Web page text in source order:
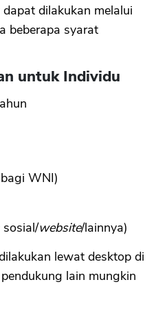
dilakukan melalui
beberapa syarat
untuk Individu
WNI)
sosial/website/lainnya)
lewat desktop di
lain mungkin